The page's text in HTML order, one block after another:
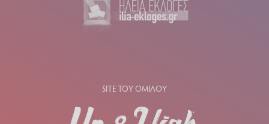
SITE ΤΟΥ ΟΜΙΛΟΥ